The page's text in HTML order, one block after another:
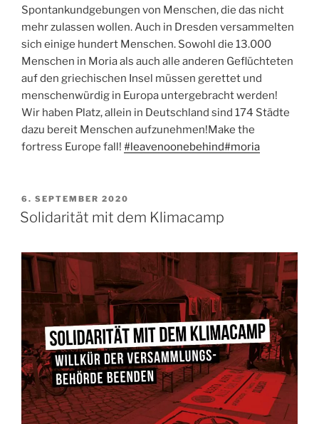
Spontankundgebungen von Menschen, die das nicht
mehr zulassen wollen. Auch in Dresden versammelten
sich einige hundert Menschen. Sowohl die 13.000
Menschen in Moria als auch alle anderen Geflüchteten
auf den griechischen Insel müssen gerettet und
menschenwürdig in Europa untergebracht werden!
Wir haben Platz, allein in Deutschland sind 174 Städte
dazu bereit Menschen aufzunehmen!Make the
fortress Europe fall! #leavenoonebehind#moria
VERÖFFENTLICHT
AM
6. SEPTEMBER 2020
Solidarität mit dem Klimacamp